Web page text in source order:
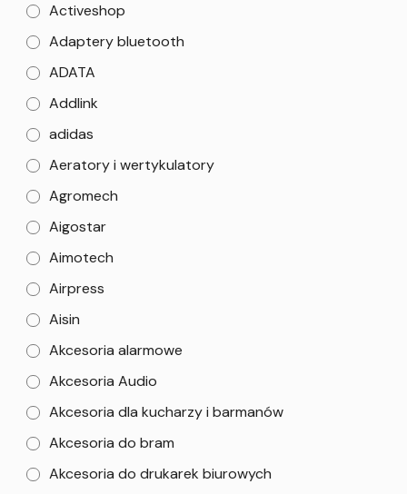
Activeshop
Adaptery bluetooth
ADATA
Addlink
adidas
Aeratory i wertykulatory
Agromech
Aigostar
Aimotech
Airpress
Aisin
Akcesoria alarmowe
Akcesoria Audio
Akcesoria dla kucharzy i barmanów
Akcesoria do bram
Akcesoria do drukarek biurowych